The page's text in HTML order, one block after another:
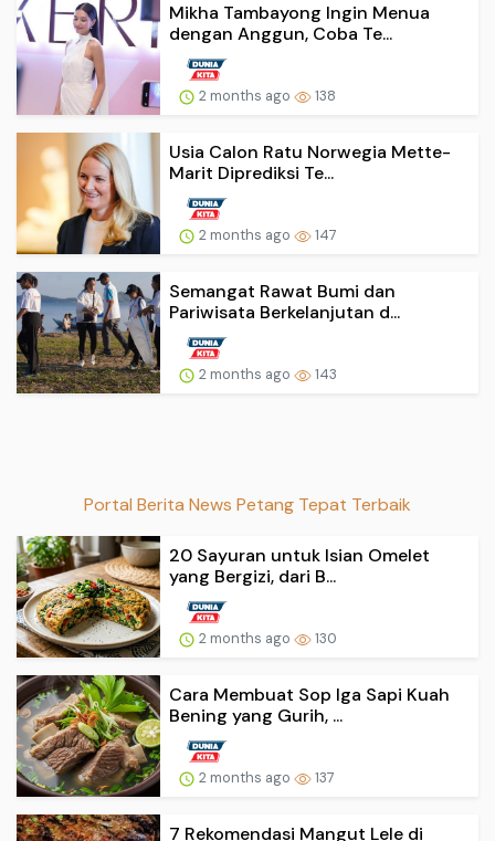
Mikha Tambayong Ingin Menua
dengan Anggun, Coba Te...
2 months ago 138
Usia Calon Ratu Norwegia Mette-
Marit Diprediksi Te...
2 months ago 147
Semangat Rawat Bumi dan
Pariwisata Berkelanjutan d...
2 months ago 143
Portal Berita News Petang Tepat Terbaik
20 Sayuran untuk Isian Omelet
yang Bergizi, dari B...
2 months ago 130
Cara Membuat Sop Iga Sapi Kuah
Bening yang Gurih, ...
2 months ago 137
7 Rekomendasi Mangut Lele di